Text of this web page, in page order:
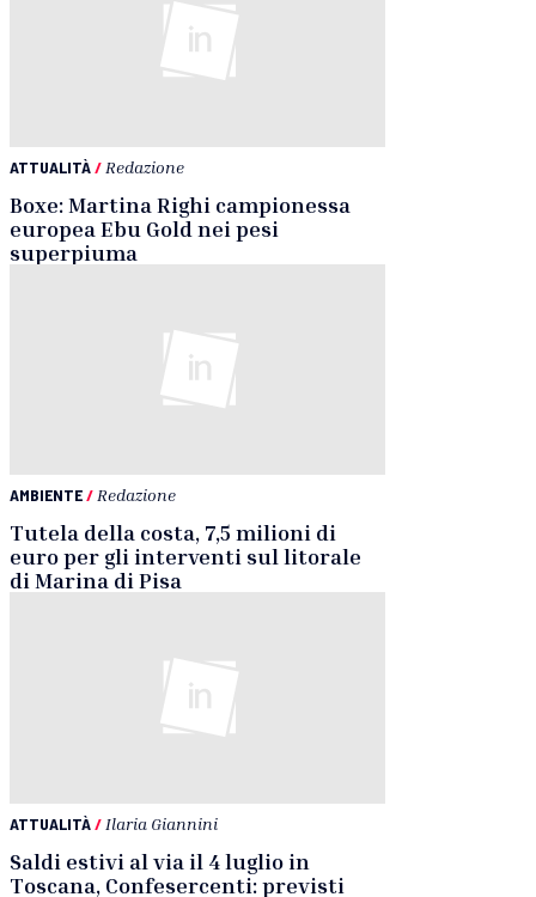
ATTUALITÀ/ Redazione
Boxe: Martina Righi campionessa
europea Ebu Gold nei pesi
superpiuma
AMBIENTE/ Redazione
Tutela della costa, 7,5 milioni di
euro per gli interventi sul litorale
di Marina di Pisa
ATTUALITÀ/ Ilaria Giannini
Saldi estivi al via il 4 luglio in
Toscana, Confesercenti: previsti